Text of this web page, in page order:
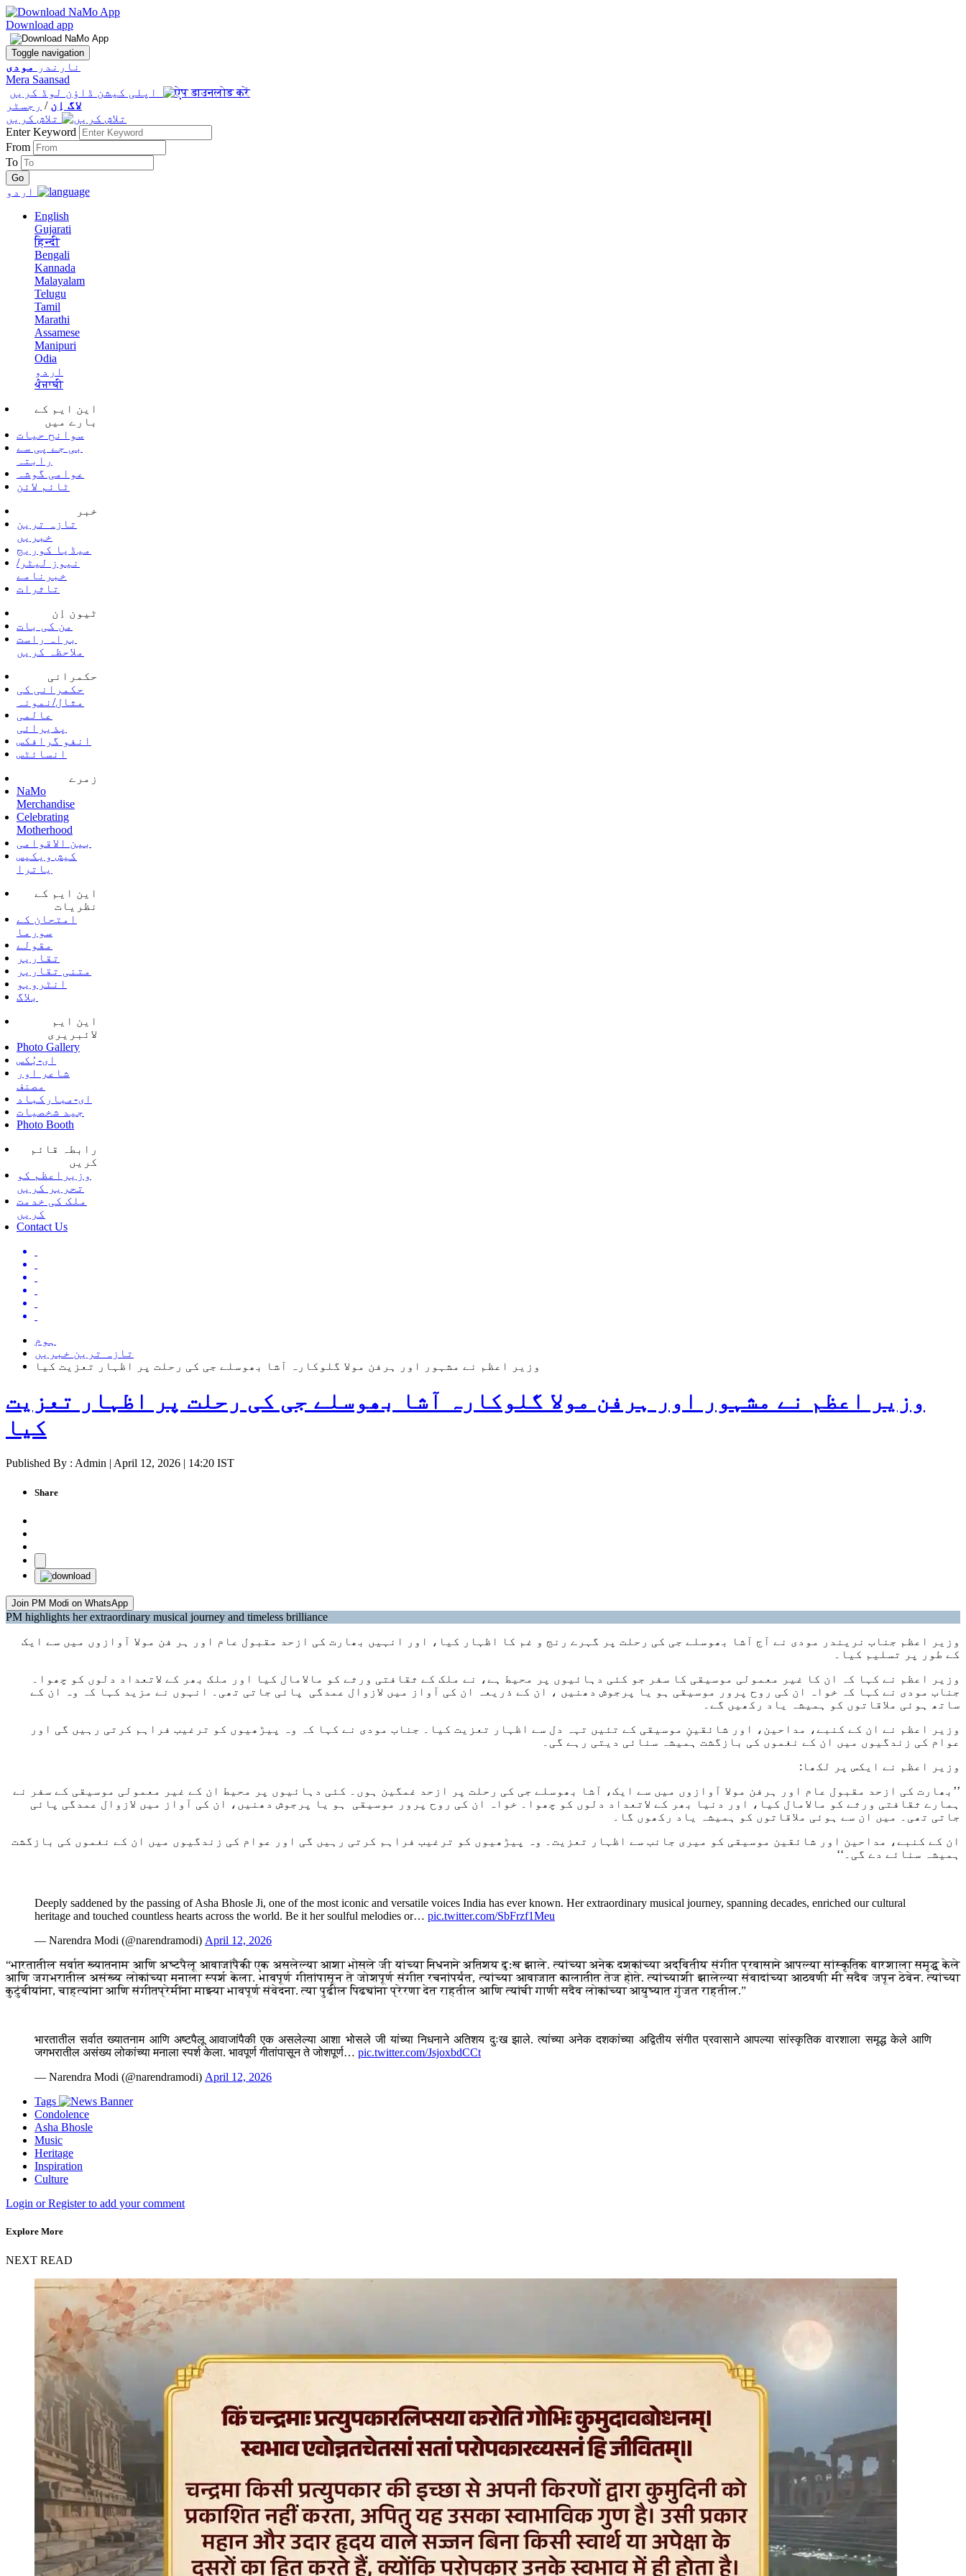
Download app
Toggle navigation
نارندر
مودی
Mera Saansad
اپلی کیشن ڈاؤن لوڈ کریں
لاگ اِن / رجسٹر
Enter Keyword
From
To
English
Gujarati
हिन्दी
Bengali
Kannada
Malayalam
Telugu
Tamil
Marathi
Assamese
Manipuri
Odia
اردو
ਪੰਜਾਬੀ
این ایم کے
بارے میں
سوانح حیات
بی جے پی سے
رابتہ
عوامی گوشہ
ٹائم لائن
خبر
تازہ ترین
خبریں
میڈیا کوریج
نیوز لیٹر/
خبرنامے
تاثرات
ٹیون اِن
من کی بات
براہ راست
ملاحظہ کریں
حکمرانی
حکمرانی کی
مثال/نمونہ
عالمی
پذیرائی
انفو گرافکس
انسائٹس
زمرے
NaMo
Merchandise
Celebrating
Motherhood
بین الاقوامی
کیش ویکیس
یاترا
این ایم کے
نظریات
امتحان کے
سورما
مقولے
تقاریر
متنی تقاریر
انٹرویو
بلاگ
این ایم
لائبریری
Photo Gallery
ای-بُکس
شاعر اور
مصنف
ای-مبارکباد
جید شخصیات
Photo Booth
رابطہ قائم
کریں
وزیراعظم کو
تحریر کریں
ملک کی خدمت
کریں
Contact Us
ہوم
تازہ ترین خبریں
وزیر اعظم نے مشہور اور ہرفن مولا گلوکارہ آشا بھوسلے جی کی رحلت پر اظہار تعزیت کیا
وزیر اعظم نے مشہور اور ہرفن مولا گلوکارہ آشا بھوسلے جی کی رحلت پر اظہار تعزیت
کیا
Published By : Admin | April 12, 2026 | 14:20 IST
Share
Join PM Modi on WhatsApp
PM highlights her extraordinary musical journey and timeless brilliance
وزیر اعظم جناب نریندر مودی نے آج آشا بھوسلے جی کی رحلت پر گہرے رنج و غم کا اظہار کیا، اور انہیں بھارت کی ازحد مقبول عام اور ہر فن مولا آوازوں میں سے ایک
کے طور پر تسلیم کیا۔
وزیر اعظم نے کہا کہ ان کا غیر معمولی موسیقی کا سفر جو کئی دہائیوں پر محیط ہے، نے ملک کے ثقافتی ورثے کو مالامال کیا اور ملک بھر کے لاتعداد دلوں کو چھوا۔
جناب مودی نے کہا کہ خواہ ان کی روح پرور موسیقی ہو یا پرجوش دھنیں ، ان کے ذریعہ ان کی آواز میں لازوال عمدگی پائی جاتی تھی۔ انہوں نے مزید کہا کہ وہ ان کے
ساتھ ہوئی ملاقاتوں کو ہمیشہ یاد رکھیں گے۔
وزیر اعظم نے ان کے کنبے، مداحین، اور شائقینِ موسیقی کے تئیں تہہ دل سے اظہار تعزیت کیا۔ جناب مودی نے کہا کہ وہ پیڑھیوں کو ترغیب فراہم کرتی رہیں گی اور
عوام کی زندگیوں میں ان کے نغموں کی بازگشت ہمیشہ سنائی دیتی رہے گی۔
وزیر اعظم نے ایکس پر لکھا:
’’بھارت کی ازحد مقبول عام اور ہرفن مولا آوازوں میں سے ایک، آشا بھوسلے جی کی رحلت پر ازحد غمگین ہوں۔ کئی دہائیوں پر محیط ان کے غیر معمولی موسیقی کے سفر نے
ہمارے ثقافتی ورثے کو مالامال کیا، اور دنیا بھر کے لاتعداد دلوں کو چھوا۔ خواہ ان کی روح پرور موسیقی ہو یا پرجوش دھنیں، ان کی آواز میں لازوال عمدگی پائی
جاتی تھی۔ میں ان سے ہوئی ملاقاتوں کو ہمیشہ یاد رکھوں گا۔
ان کے کنبے، مداحین اور شائقین موسیقی کو میری جانب سے اظہار تعزیت۔ وہ پیڑھیوں کو ترغیب فراہم کرتی رہیں گی اور عوام کی زندگیوں میں ان کے نغموں کی بازگشت
ہمیشہ سنائے دے گی۔‘‘
Deeply saddened by the passing of Asha Bhosle Ji, one of the most iconic and versatile voices India has ever known. Her extraordinary musical journey, spanning decades, enriched our cultural
heritage and touched countless hearts across the world. Be it her soulful melodies or… pic.twitter.com/SbFrzf1Meu
— Narendra Modi (@narendramodi) April 12, 2026
“भारतातील सर्वात ख्यातनाम आणि अष्टपैलू आवाजांपैकी एक असलेल्या आशा भोसले जी यांच्या निधनाने अतिशय दुःख झाले. त्यांच्या अनेक दशकांच्या अद्वितीय संगीत प्रवासाने आपल्या सांस्कृतिक वारशाला समृद्ध केले
आणि जगभरातील असंख्य लोकांच्या मनाला स्पर्श केला. भावपूर्ण गीतांपासून ते जोशपूर्ण संगीत रचनांपर्यंत, त्यांच्या आवाजात कालातीत तेज होते. त्यांच्याशी झालेल्या संवादांच्या आठवणी मी सदैव जपून ठेवेन. त्यांच्या
कुटुंबीयांना, चाहत्यांना आणि संगीतप्रेमींना माझ्या भावपूर्ण संवेदना. त्या पुढील पिढ्यांना प्रेरणा देत राहतील आणि त्यांची गाणी सदैव लोकांच्या आयुष्यात गुंजत राहतील.”
भारतातील सर्वात ख्यातनाम आणि अष्टपैलू आवाजांपैकी एक असलेल्या आशा भोसले जी यांच्या निधनाने अतिशय दुःख झाले. त्यांच्या अनेक दशकांच्या अद्वितीय संगीत प्रवासाने आपल्या सांस्कृतिक वारशाला समृद्ध केले आणि
जगभरातील असंख्य लोकांच्या मनाला स्पर्श केला. भावपूर्ण गीतांपासून ते जोशपूर्ण… pic.twitter.com/JsjoxbdCCt
— Narendra Modi (@narendramodi) April 12, 2026
Tags
Condolence
Asha Bhosle
Music
Heritage
Inspiration
Culture
Login or Register to add your comment
Explore More
NEXT READ